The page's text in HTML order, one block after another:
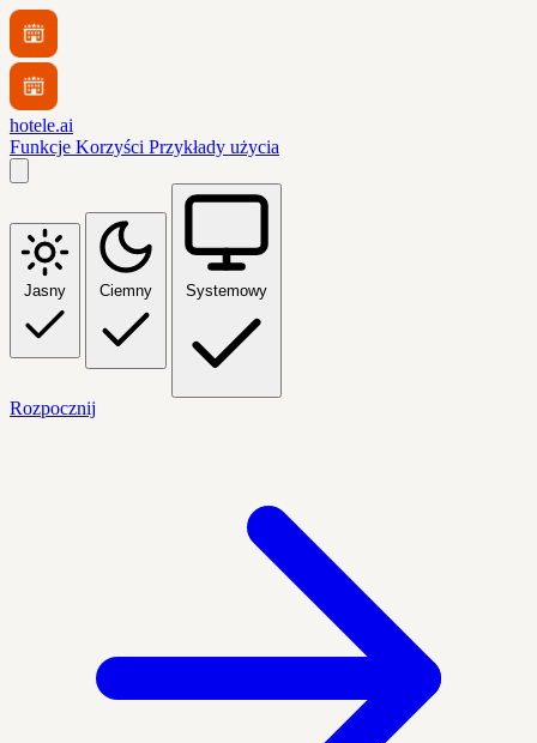
hotele.ai
Funkcje Korzyści Przykłady użycia
Jasny Ciemny Systemowy
Rozpocznij